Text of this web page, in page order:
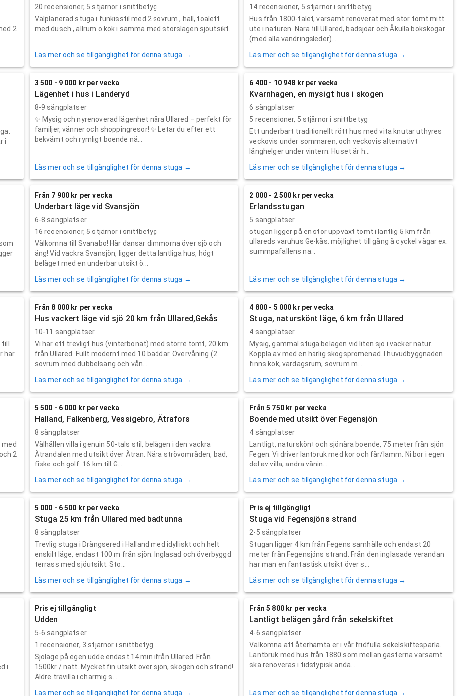
2
20 recensioner, 5 stjärnor i snittbetyg
Välplanerad stuga i funkisstil med 2 sovrum , hall, toalett
med dusch , allrum o kök i samma med storslagen sjöutsikt.
Läs mer och se tillgänglighet för denna stuga →
14 recensioner, 5 stjärnor i snittbetyg
Hus från 1800-talet, varsamt renoverat med stor tomt mitt
ute i naturen. Nära till Ullared, badsjöar och Åkulla bokskogar
(med alla vandringsleder)...
Läs mer och se tillgänglighet för denna stuga →
i
3 500 - 9 000 kr per vecka
Lägenhet i hus i Landeryd
8-9 sängplatser
✨ Mysig och nyrenoverad lägenhet nära Ullared – perfekt för
familjer, vänner och shoppingresor! ✨ Letar du efter ett
bekvämt och rymligt boende nä...
Läs mer och se tillgänglighet för denna stuga →
6 400 - 10 948 kr per vecka
Kvarnhagen, en mysigt hus i skogen
6 sängplatser
5 recensioner, 5 stjärnor i snittbetyg
Ett underbart traditionellt rött hus med vita knutar uthyres
veckovis under sommaren, och veckovis alternativt
långhelger under vintern. Huset är h...
Läs mer och se tillgänglighet för denna stuga →
Från 7 900 kr per vecka
Underbart läge vid Svansjön
6-8 sängplatser
16 recensioner, 5 stjärnor i snittbetyg
Välkomna till Svanabo! Här dansar dimmorna över sjö och
äng! Vid vackra Svansjön, ligger detta lantliga hus, högt
beläget med en underbar utsikt ö...
Läs mer och se tillgänglighet för denna stuga →
2 000 - 2 500 kr per vecka
Erlandsstugan
5 sängplatser
stugan ligger på en stor uppväxt tomt i lantlig 5 km från
ullareds varuhus Ge-kås. möjlighet till gång å cyckel vägar ex:
summpafallens na...
Läs mer och se tillgänglighet för denna stuga →
har
Från 8 000 kr per vecka
Hus vackert läge vid sjö 20 km från Ullared,Gekås
10-11 sängplatser
Vi har ett trevligt hus (vinterbonat) med större tomt, 20 km
från Ullared. Fullt modernt med 10 bäddar. Övervåning (2
sovrum med dubbelsäng och vån...
Läs mer och se tillgänglighet för denna stuga →
4 800 - 5 000 kr per vecka
Stuga, naturskönt läge, 6 km från Ullared
4 sängplatser
Mysig, gammal stuga belägen vid liten sjö i vacker natur.
Koppla av med en härlig skogspromenad. I huvudbyggnaden
finns kök, vardagsrum, sovrum m...
Läs mer och se tillgänglighet för denna stuga →
med
2
5 500 - 6 000 kr per vecka
Halland, Falkenberg, Vessigebro, Ätrafors
8 sängplatser
Välhållen villa i genuin 50-tals stil, belägen i den vackra
Ätrandalen med utsikt över Ätran. Nära strövområden, bad,
fiske och golf. 16 km till G...
Läs mer och se tillgänglighet för denna stuga →
Från 5 750 kr per vecka
Boende med utsikt över Fegensjön
4 sängplatser
Lantligt, naturskönt och sjönära boende, 75 meter från sjön
Fegen. Vi driver lantbruk med kor och får/lamm. Ni bor i egen
del av villa, andra vånin...
Läs mer och se tillgänglighet för denna stuga →
5 000 - 6 500 kr per vecka
Stuga 25 km från Ullared med badtunna
8 sängplatser
Trevlig stuga i Drängsered i Halland med idylliskt och helt
enskilt läge, endast 100 m från sjön. Inglasad och överbyggd
terrass med sjöutsikt. Sto...
Läs mer och se tillgänglighet för denna stuga →
Pris ej tillgängligt
Stuga vid Fegensjöns strand
2-5 sängplatser
Stugan ligger 4 km från Fegens samhälle och endast 20
meter från Fegensjöns strand. Från den inglasade verandan
har man en fantastisk utsikt över s...
Läs mer och se tillgänglighet för denna stuga →
i
Pris ej tillgängligt
Udden
5-6 sängplatser
1 recensioner, 3 stjärnor i snittbetyg
Sjöläge på egen udde endast 14 min ifrån Ullared. Från
1500kr / natt. Mycket fin utsikt över sjön, skogen och strand!
Äldre trävilla i charmig s...
Läs mer och se tillgänglighet för denna stuga →
Från 5 800 kr per vecka
Lantligt belägen gård från sekelskiftet
4-6 sängplatser
Välkomna att återhämta er i vår fridfulla sekelskiftespärla.
Lantbruk med hus från 1880 som mellan gästerna varsamt
ska renoveras i tidstypisk anda...
Läs mer och se tillgänglighet för denna stuga →